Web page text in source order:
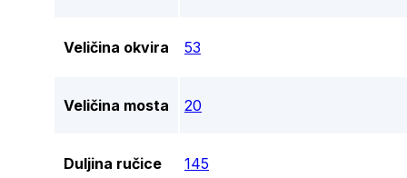
Veličina okvira 53
Veličina mosta 20
Duljina ručice 145